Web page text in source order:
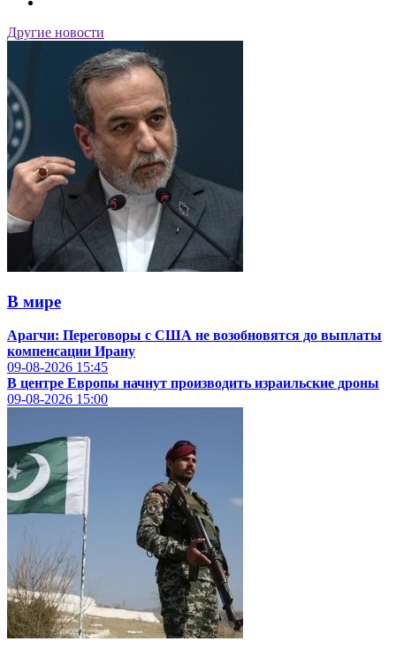
Другие новости
В мире
Арагчи: Переговоры с США не возобновятся до выплаты
компенсации Ирану
09-08-2026 15:45
В центре Европы начнут производить израильские дроны
09-08-2026 15:00